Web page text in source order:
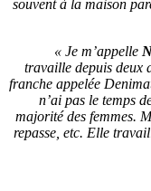
souvent à la maison
« Je m’appelle
travaille depuis deux
franche appelée
n’ai pas le temps
majorité des femmes.
repasse, etc. Elle